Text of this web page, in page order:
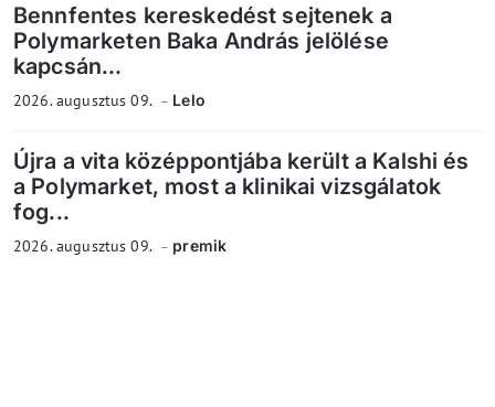
Bennfentes kereskedést sejtenek a
Polymarketen Baka András jelölése
kapcsán...
2026. augusztus 09. Lelo
Újra a vita középpontjába került a Kalshi és
a Polymarket, most a klinikai vizsgálatok
fog...
2026. augusztus 09. premik